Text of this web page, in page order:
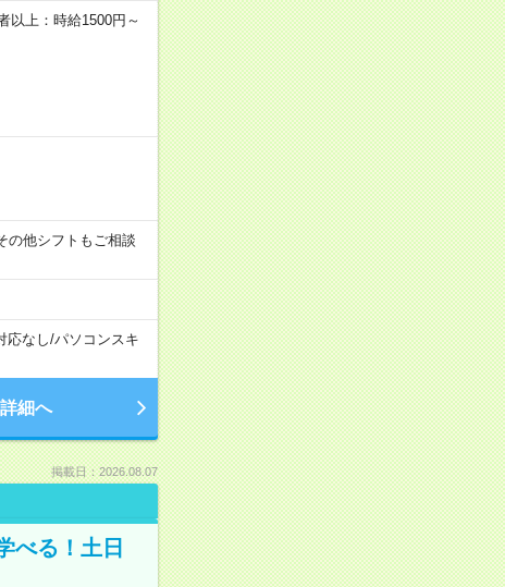
以上：時給1500円～
の他シフトもご相談
応なし/パソコンスキ
詳細へ
掲載日：2026.08.07
べる！土日